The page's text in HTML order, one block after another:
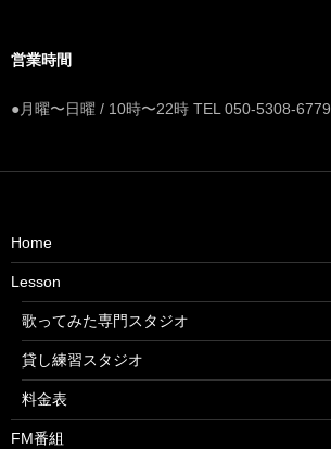
営業時間
●月曜〜日曜 / 10時〜22時 TEL 050-5308-6779
Home
Lesson
歌ってみた専門スタジオ
貸し練習スタジオ
料金表
FM番組